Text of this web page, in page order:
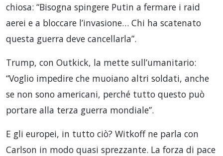
chiosa: “Bisogna spingere Putin a fermare i raid
aerei e a bloccare l’invasione… Chi ha scatenato
questa guerra deve cancellarla”.
Trump, con Outkick, la mette sull’umanitario:
“Voglio impedire che muoiano altri soldati, anche
se non sono americani, perché tutto questo può
portare alla terza guerra mondiale”.
E gli europei, in tutto ciò? Witkoff ne parla con
Carlson in modo quasi sprezzante. La forza di pace